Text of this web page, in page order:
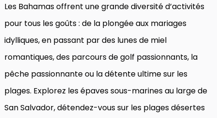
Les Bahamas offrent une grande diversité d’activités
pour tous les goûts : de la plongée aux mariages
idylliques, en passant par des lunes de miel
romantiques, des parcours de golf passionnants, la
pêche passionnante ou la détente ultime sur les
plages. Explorez les épaves sous-marines au large de
San Salvador, détendez-vous sur les plages désertes